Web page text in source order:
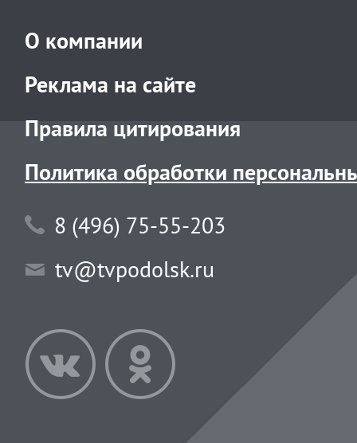
О компании
Реклама на сайте
Правила цитирования
Политика обработки
8 (496) 75-55-203
tv@tvpodolsk.ru